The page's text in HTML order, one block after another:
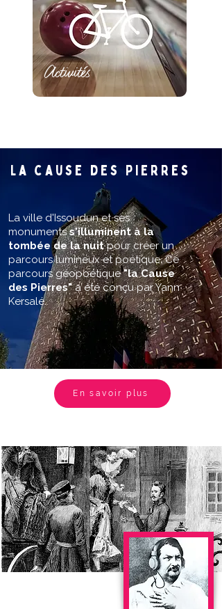
Activités
La ville d'Issoudun et ses
monumentss'illuminent à la
tombée de la nuitpour créer un
parcours lumineux et poétique. Ce
parcours géopoétique"la Cause
des Pierres"a été conçu par Yann
Kersalé.
La cause des Pierres
En savoir plus